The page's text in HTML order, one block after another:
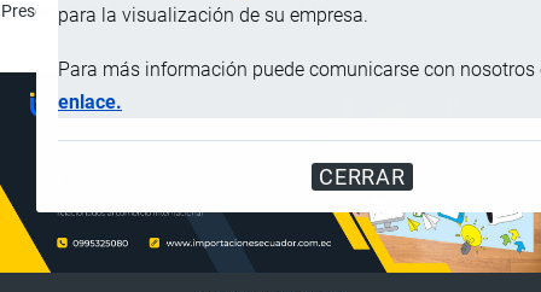
para la visualización de su empresa.
Para más información puede comunicarse con nosotros
enlace.
CERRAR
Presentación
Bolsas de 1, 5, 10, 20, y 25 kg.